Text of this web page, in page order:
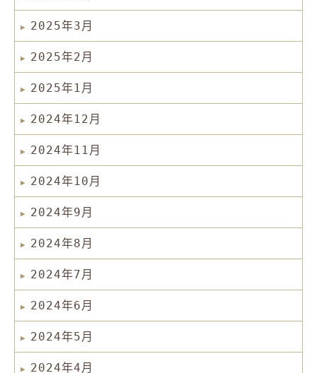
2025年3月
2025年2月
2025年1月
2024年12月
2024年11月
2024年10月
2024年9月
2024年8月
2024年7月
2024年6月
2024年5月
2024年4月